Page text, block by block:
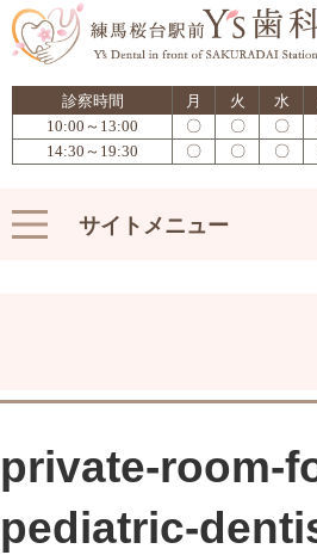
診察時間 月 火 水
10:00～13:00
〇 〇 〇
14:30～19:30
〇 〇 〇
サイトメニュー
private-room-
pediatric-